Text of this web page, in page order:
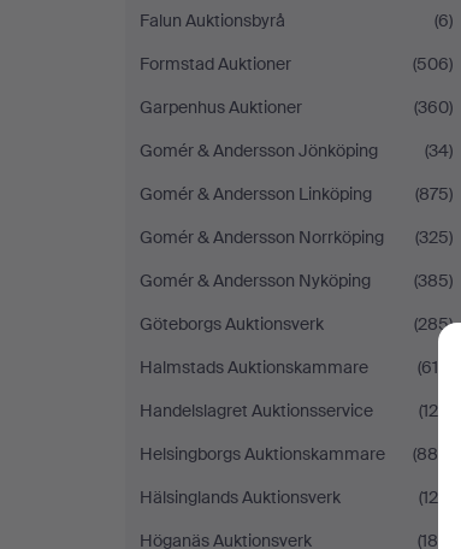
Falun Auktionsbyrå
(6)
Formstad Auktioner
(506)
Garpenhus Auktioner
(360)
Gomér & Andersson Jönköping
(34)
Gomér & Andersson Linköping
(875)
Gomér & Andersson Norrköping
(325)
Gomér & Andersson Nyköping
(385)
Göteborgs Auktionsverk
(285)
Halmstads Auktionskammare
(619)
Handelslagret Auktionsservice
(120)
Helsingborgs Auktionskammare
(889)
Hälsinglands Auktionsverk
(120)
Höganäs Auktionsverk
(180)